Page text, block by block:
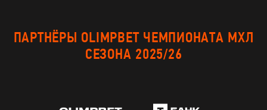
ПАРТНЁРЫ OLIMPBET ЧЕМПИОНАТА МХЛ
СЕЗОНА 2025/26